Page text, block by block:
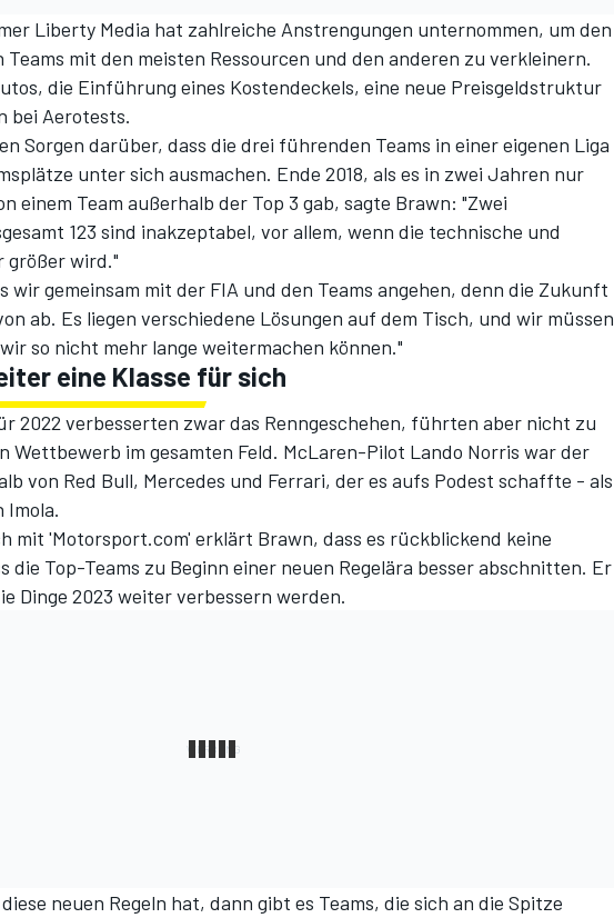
Liberty Media hat zahlreiche Anstrengungen unternommen, um den
mit den meisten Ressourcen und den anderen zu verkleinern.
die Einführung eines Kostendeckels, eine neue Preisgeldstruktur
bei Aerotests.
Sorgen darüber, dass die drei führenden Teams in einer eigenen Liga
unter sich ausmachen. Ende 2018, als es in zwei Jahren nur
einem Team außerhalb der Top 3 gab, sagte Brawn: "Zwei
123 sind inakzeptabel, vor allem, wenn die technische und
größer wird."
wir gemeinsam mit der FIA und den Teams angehen, denn die Zukunft
ab. Es liegen verschiedene Lösungen auf dem Tisch, und wir müssen
so nicht mehr lange weitermachen können."
eine Klasse für sich
2022 verbesserten zwar das Renngeschehen, führten aber nicht zu
Wettbewerb im gesamten Feld. McLaren-Pilot Lando Norris war der
von Red Bull, Mercedes und Ferrari, der es aufs Podest schaffte - als
Imola.
mit 'Motorsport.com' erklärt Brawn, dass es rückblickend keine
die Top-Teams zu Beginn einer neuen Regelära besser abschnitten. Er
Dinge 2023 weiter verbessern werden.
neuen Regeln hat, dann gibt es Teams, die sich an die Spitze